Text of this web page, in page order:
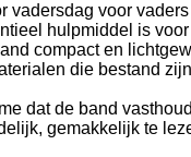
vadersdag voor
hulpmiddel is
compact en
die bestand
dat de band
gemakkelijk te